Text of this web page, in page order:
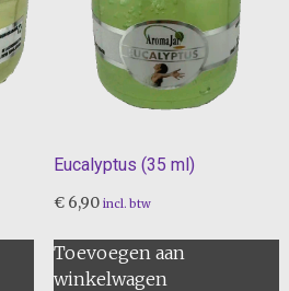
Eucalyptus (35 ml)
€6,90 incl. btw
Toevoegen aan
winkelwagen